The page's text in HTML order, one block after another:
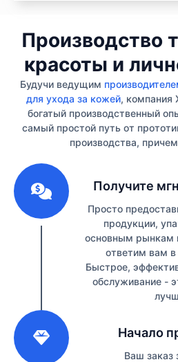
Производство
красоты и
Будучи ведущим
для ухода за кожей, компания
богатый производственный
самый простой путь от
производства,
Получите
Просто
продукции,
основным рынкам
ответим вам в
Быстрое,
обслуживание -
Начало
Ваш заказ